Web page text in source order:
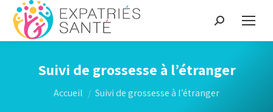
Suivi de grossesse à l’étranger
Vous êtes ici :
Accueil Suivi de grossesse à l’étranger